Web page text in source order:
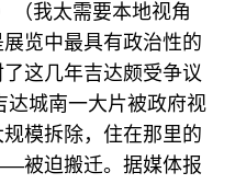
（我太需要本地视角
览中最具有政治性的
这几年吉达颇受争议
达城南一大片被政府视
模拆除，住在那里的
被迫搬迁。据媒体报